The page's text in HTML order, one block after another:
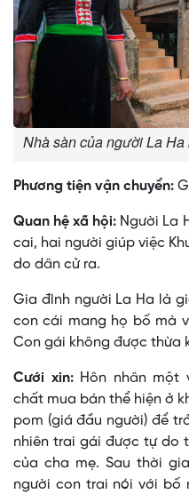
Nhà sàn của người La
Phương tiện vận chuyển:
Quan hệ xã hội: Người La
cai, hai người giúp việc
do dân cử ra.
Gia đình người La Ha là
con cái mang họ bố mà
Con gái không được thừa
Cưới xin:Hôn nhân một
chất mua bán thể hiện ở
pom (giá đầu người) để
nhiên trai gái được tự do
của cha mẹ. Sau thời
người con trai nói với bố